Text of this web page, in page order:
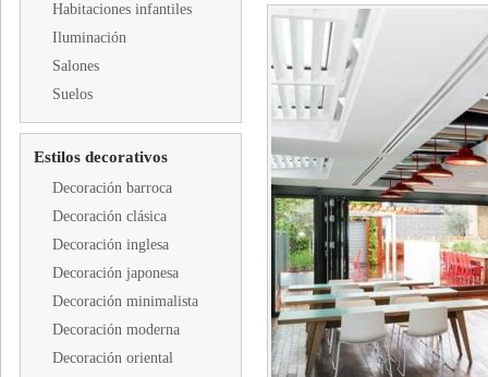
Habitaciones infantiles
Iluminación
Salones
Suelos
Estilos decorativos
Decoración barroca
Decoración clásica
Decoración inglesa
Decoración japonesa
Decoración minimalista
Decoración moderna
Decoración oriental